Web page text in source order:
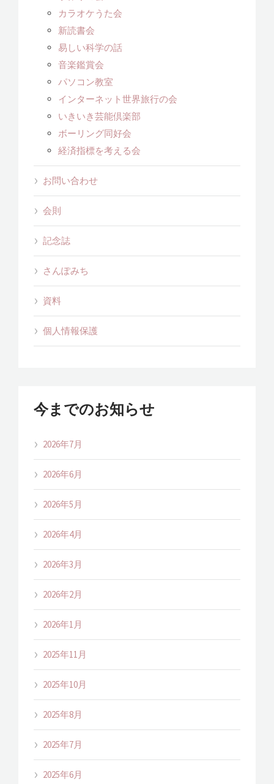
カラオケうた会
新読書会
易しい科学の話
音楽鑑賞会
パソコン教室
インターネット世界旅行の会
いきいき芸能倶楽部
ボーリング同好会
経済指標を考える会
お問い合わせ
会則
記念誌
さんぽみち
資料
個人情報保護
今までのお知らせ
2026年7月
2026年6月
2026年5月
2026年4月
2026年3月
2026年2月
2026年1月
2025年11月
2025年10月
2025年8月
2025年7月
2025年6月